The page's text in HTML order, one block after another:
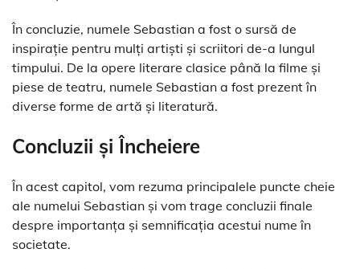
În concluzie, numele Sebastian a fost o sursă de
inspirație pentru mulți artiști și scriitori de-a lungul
timpului. De la opere literare clasice până la filme și
piese de teatru, numele Sebastian a fost prezent în
diverse forme de artă și literatură.
Concluzii și Încheiere
În acest capitol, vom rezuma principalele puncte cheie
ale numelui Sebastian și vom trage concluzii finale
despre importanța și semnificația acestui nume în
societate.